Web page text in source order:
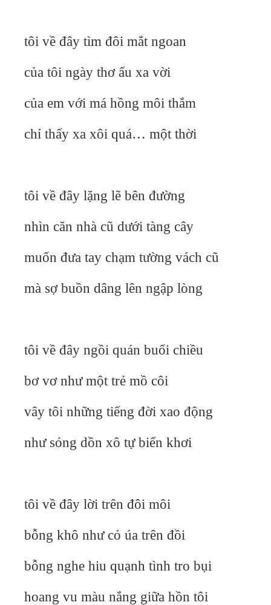
tôi về đây tìm đôi mắt ngoan
của tôi ngày thơ ấu xa vời
của em với má hồng môi thắm
chỉ thấy xa xôi quá… một thời
tôi về đây lặng lẽ bên đường
nhìn căn nhà cũ dưới tàng cây
muốn đưa tay chạm tường vách cũ
mà sợ buồn dâng lên ngập lòng
tôi về đây ngồi quán buổi chiều
bơ vơ như một trẻ mồ côi
vây tôi những tiếng đời xao động
như sóng dồn xô tự biển khơi
tôi về đây lời trên đôi môi
bỗng khô như cỏ úa trên đồi
bỗng nghe hiu quạnh tình tro bụi
hoang vu màu nắng giữa hồn tôi